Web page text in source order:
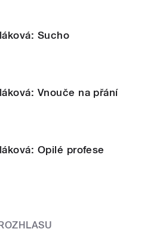
Sucho
Vnouče na přání
Opilé profese